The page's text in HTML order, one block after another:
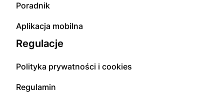
Poradnik
Aplikacja mobilna
Regulacje
Polityka prywatności i cookies
Regulamin